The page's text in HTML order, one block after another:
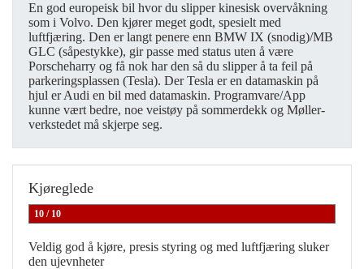
En god europeisk bil hvor du slipper kinesisk overvåkning
som i Volvo. Den kjører meget godt, spesielt med
luftfjæring. Den er langt penere enn BMW IX (snodig)/MB
GLC (såpestykke), gir passe med status uten å være
Porscheharry og få nok har den så du slipper å ta feil på
parkeringsplassen (Tesla). Der Tesla er en datamaskin på
hjul er Audi en bil med datamaskin. Programvare/App
kunne vært bedre, noe veistøy på sommerdekk og Møller-
verkstedet må skjerpe seg.
Kjøreglede
10 / 10
Veldig god å kjøre, presis styring og med luftfjæring sluker
den ujevnheter